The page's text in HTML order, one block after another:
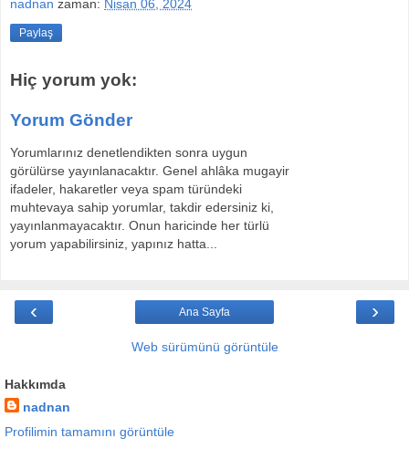
nadnan zaman: Nisan 06, 2024
Paylaş
Hiç yorum yok:
Yorum Gönder
Yorumlarınız denetlendikten sonra uygun
görülürse yayınlanacaktır. Genel ahlâka mugayir
ifadeler, hakaretler veya spam türündeki
muhtevaya sahip yorumlar, takdir edersiniz ki,
yayınlanmayacaktır. Onun haricinde her türlü
yorum yapabilirsiniz, yapınız hatta...
‹ ›
Ana Sayfa
Web sürümünü görüntüle
Hakkımda
nadnan
Profilimin tamamını görüntüle